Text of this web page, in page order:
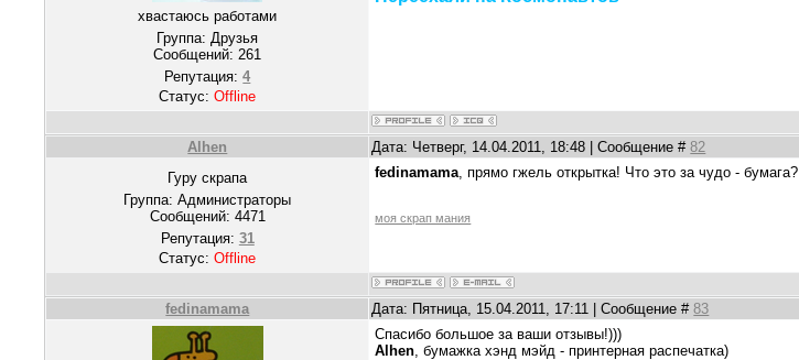
хвастаюсь работами
Группа: Друзья
Сообщений:261
Репутация:4
Статус:Offline
Alhen Дата: Четверг, 14.04.2011, 18:48 | Сообщение #82
Гуру скрапа
Группа: Администраторы
Сообщений: 4471
Репутация: 31
Статус:Offline
fedinamama, прямо гжель открытка! Что это за чудо - бумага?
моя скрап мания
fedinamama Дата: Пятница, 15.04.2011, 17:11 | Сообщение #83
Спасибо большое за ваши отзывы!)))
Alhen, бумажка хэнд мэйд - принтерная распечатка)